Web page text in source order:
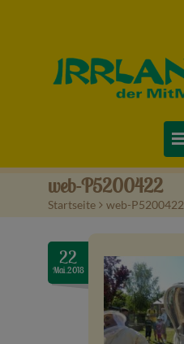
Startseite
Preise & Infos
Tickets
Attraktionen
web-P5200422
Startseite > web-P5200422
22
Mai.2018